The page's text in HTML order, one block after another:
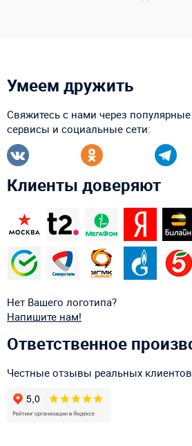
Умеем дружить
Свяжитесь с нами через популярные
сервисы и социальные сети:
Клиенты доверяют
Нет Вашего логотипа?
Напишите нам!
Ответственное
Честные отзывы реальных